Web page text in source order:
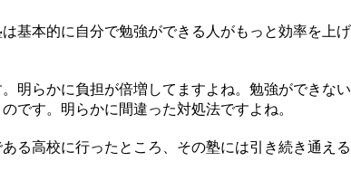
基本的に自分で勉強ができる人がもっと効率を上げ
明らかに負担が倍増してますよね。勉強ができない
です。明らかに間違った対処法ですよね。
る高校に行ったところ、その塾には引き続き通える